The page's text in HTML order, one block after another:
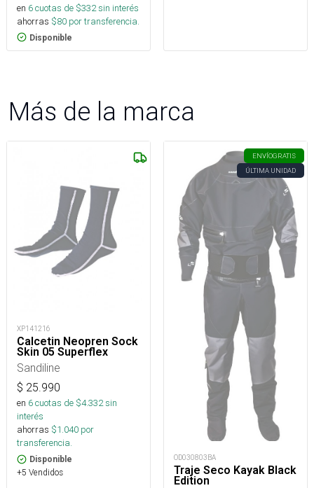
en 6cuotas de $332sin interés
ahorras $80 por transferencia.
Disponible
Más de la marca
XP141216
Calcetin Neopren Sock
Skin 05 Superflex
Sandiline
$ 25.990
en 6cuotas de $4.332sin
interés
ahorras $1.040 por
transferencia.
Disponible
+5 Vendidos
ENVÍOGRATIS
ÚLTIMA UNIDAD
OD030803BA
Traje Seco Kayak Black
Edition